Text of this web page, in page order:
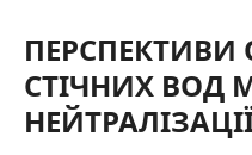
СТІЧНИХ ВОД